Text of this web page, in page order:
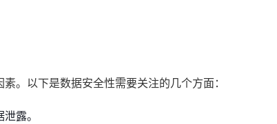
。以下是数据安全性需要关注的几个方面：
露。